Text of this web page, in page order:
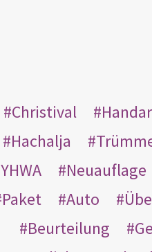
Christival
Hachalja
YHWA
Neuauflage
Paket
Auto
Beurteilung